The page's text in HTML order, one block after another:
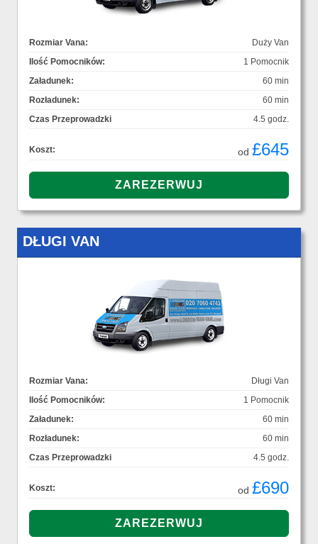
Rozmiar Vana:
Duży Van
Ilość Pomocników:
1 Pomocnik
Załadunek:
60 min
Rozładunek:
60 min
Czas Przeprowadzki
4.5 godz.
Koszt: od £645
DŁUGI VAN
Rozmiar Vana:
Długi Van
Ilość Pomocników:
1 Pomocnik
Załadunek:
60 min
Rozładunek:
60 min
Czas Przeprowadzki
4.5 godz.
Koszt: od £690